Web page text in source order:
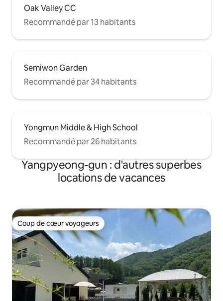
Oak Valley CC
Recommandé par 13 habitants
Semiwon Garden
Recommandé par 34 habitants
Yongmun Middle & High School
Recommandé par 26 habitants
Yangpyeong-gun : d'autres superbes
locations de vacances
Coup de cœur voyageurs
Coup de cœur voyageurs